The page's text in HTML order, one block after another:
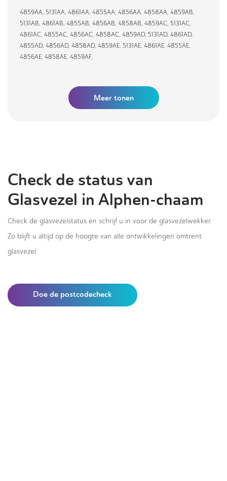
4859AA, 5131AA, 4861AA, 4855AA, 4856AA, 4858AA, 4859AB,
5131AB, 4861AB, 4855AB, 4856AB, 4858AB, 4859AC, 5131AC,
4861AC, 4855AC, 4856AC, 4858AC, 4859AD, 5131AD, 4861AD,
4855AD, 4856AD, 4858AD, 4859AE, 5131AE, 4861AE, 4855AE,
4856AE, 4858AE, 4859AF,
Meer tonen
Check de status van
Glasvezel in Alphen-chaam
Check de glasvezelstatus en schrijf u in voor de glasvezelwekker.
Zo blijft u altijd op de hoogte van alle ontwikkelingen omtrent
glasvezel.
Doe de postcodecheck